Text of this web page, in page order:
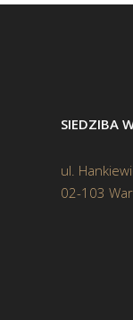
SIEDZIBA
ul.
02-103